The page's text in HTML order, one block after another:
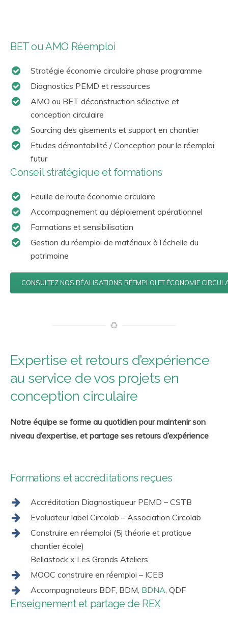
BET ou AMO Réemploi
Stratégie économie circulaire phase programme
Diagnostics PEMD et ressources
AMO ou BET déconstruction sélective et
conception circulaire
Sourcing des gisements et support en chantier
Etudes démontabilité / Conception pour le réemploi
futur
Conseil stratégique et formations
Feuille de route économie circulaire
Accompagnement au déploiement opérationnel
Formations et sensibilisation
Gestion du réemploi de matériaux à l’échelle du
patrimoine
CONSULTEZ NOS RÉALISATIONS RÉEMPLOI ET ÉCONOMIE
Expertise et retours d’expérience
au service de vos projets en
conception circulaire
Notre équipe se forme au quotidien pour maintenir son
niveau d’expertise, et partage ses retours d’expérience
Formations et accréditations reçues
Accréditation Diagnostiqueur PEMD – CSTB
Evaluateur label Circolab – Association Circolab
Construire en réemploi (5j théorie et pratique
chantier école)
Bellastock x Les Grands Ateliers
MOOC construire en réemploi – ICEB
Accompagnateurs BDF, BDM, BDNA, QDF
Enseignement et partage de REX